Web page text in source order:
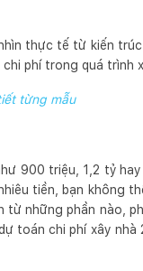
thực tế từ kiến
phí trong quá trình
từng mẫu
900 triệu, 1,2 tỷ
tiền, bạn không
những phần nào,
toán chi phí xây nhà